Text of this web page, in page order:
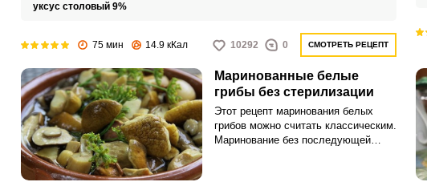
уксус столовый 9%
75 мин 14.9 кКал 10292 0 СМОТРЕТЬ РЕЦЕПТ
Маринованные белые
грибы без стерилизации
Этот рецепт маринования белых
грибов можно считать классическим.
Маринование без последующей